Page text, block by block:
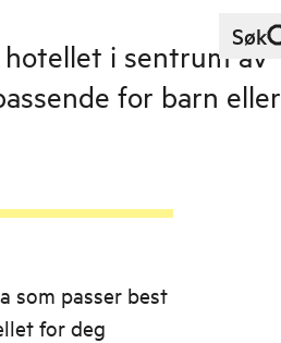
Søk
i sentrum av
for barn eller
som passer best
for deg